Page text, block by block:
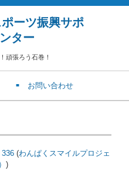
ーツ振興サポ
ター
頑張ろう石巻！
お問い合わせ
(わんぱくスマイルプロジェ
)